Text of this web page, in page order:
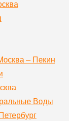
– Пекин
Воды